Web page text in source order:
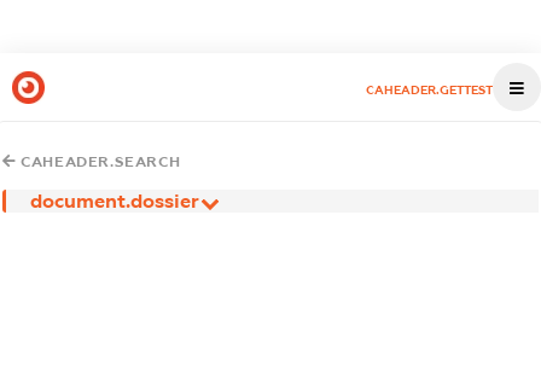
CAHEADER.GETTEST
CAHEADER.SEARCH
document.dossier